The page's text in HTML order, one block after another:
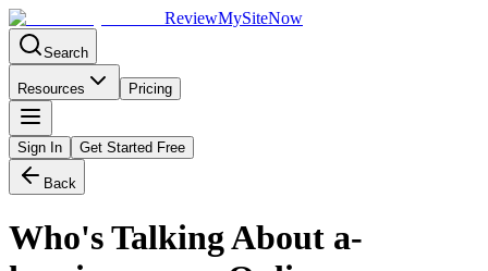
ReviewMySiteNow
Search
Resources Pricing
Sign In Get Started Free
Back
Who's Talking About a-